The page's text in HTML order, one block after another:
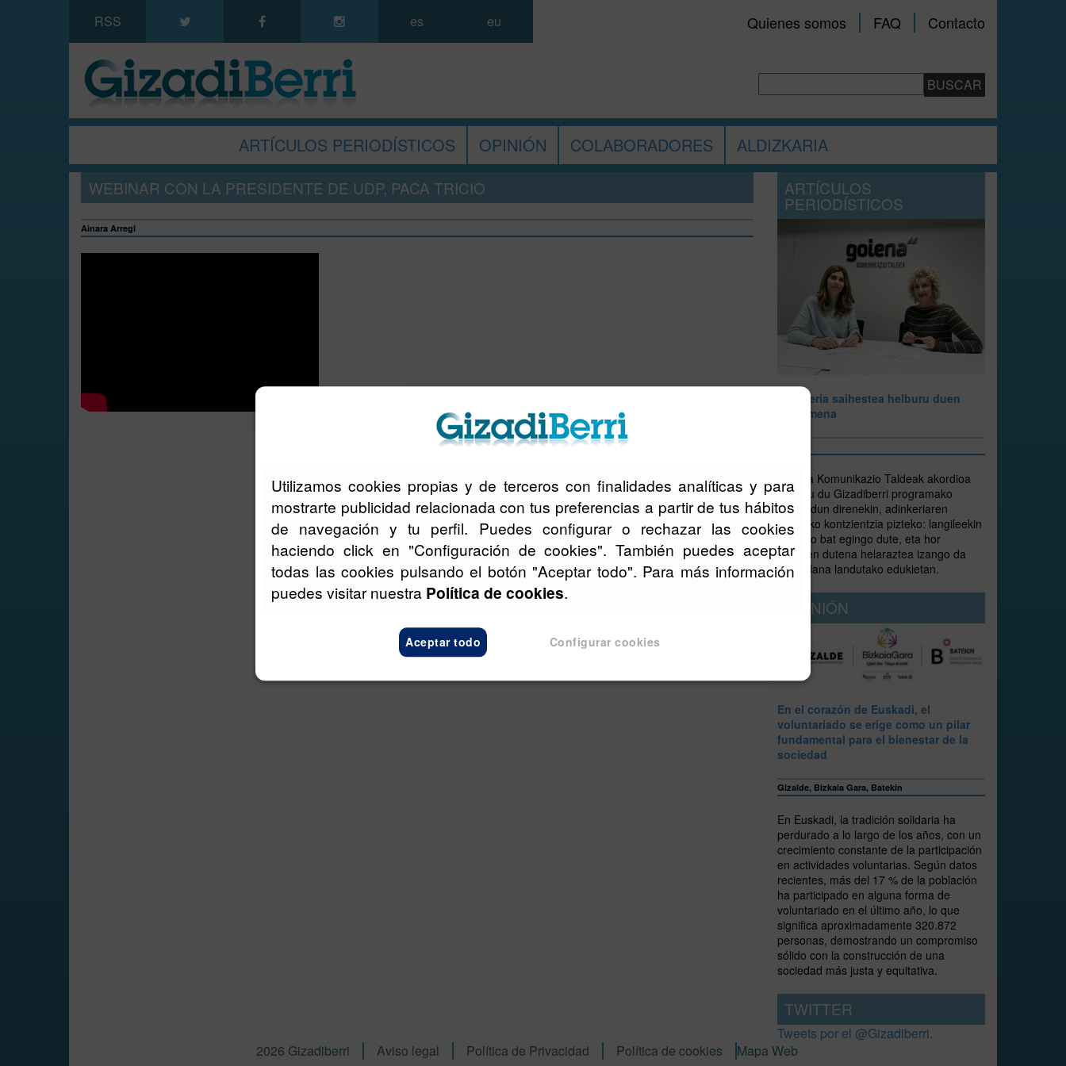
RSS es eu Quienes somos FAQ Contacto
ARTÍCULOS PERIODÍSTICOS OPINIÓN COLABORADORES ALDIZKARIA
WEBINAR CON LA PRESIDENTE DE UDP, PACA TRICIO
Ainara Arregi
ARTÍCULOS
PERIODÍSTICOS
Adinkeria saihestea helburu duen
hitzarmena
Goiena Komunikazio Taldeak akordioa
hitzartu du Gizadiberri programako
arduradun direnekin, adinkeriaren
inguruko kontzientzia pizteko: langileekin
ikastaro bat egingo dute, eta hor
jasotzen dutena helaraztea izango da
euren lana landutako edukietan.
OPINIÓN
En el corazón de Euskadi, el
voluntariado se erige como un pilar
fundamental para el bienestar de la
sociedad
Gizalde, Bizkaia Gara, Batekin
En Euskadi, la tradición solidaria ha
perdurado a lo largo de los años, con un
crecimiento constante de la participación
en actividades voluntarias. Según datos
recientes, más del 17 % de la población
ha participado en alguna forma de
voluntariado en el último año, lo que
significa aproximadamente 320.872
personas, demostrando un compromiso
sólido con la construcción de una
sociedad más justa y equitativa.
TWITTER
Tweets por el @Gizadiberri.
2026 Gizadiberri
Aviso legal Política de Privacidad Política de cookies Mapa Web
Utilizamos cookies propias y de terceros con finalidades analíticas y para
mostrarte publicidad relacionada con tus preferencias a partir de tus hábitos
de navegación y tu perfil. Puedes configurar o rechazar las cookies
haciendo click en "Configuración de cookies". También puedes aceptar
todas las cookies pulsando el botón "Aceptar todo". Para más información
puedes visitar nuestra Política de cookies.
Aceptar todo Configurar cookies